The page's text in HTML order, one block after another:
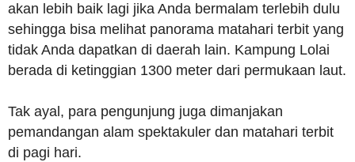
akan lebih baik lagi jika Anda bermalam terlebih dulu
sehingga bisa melihat panorama matahari terbit yang
tidak Anda dapatkan di daerah lain. Kampung Lolai
berada di ketinggian 1300 meter dari permukaan laut.
Tak ayal, para pengunjung juga dimanjakan
pemandangan alam spektakuler dan matahari terbit
di pagi hari.